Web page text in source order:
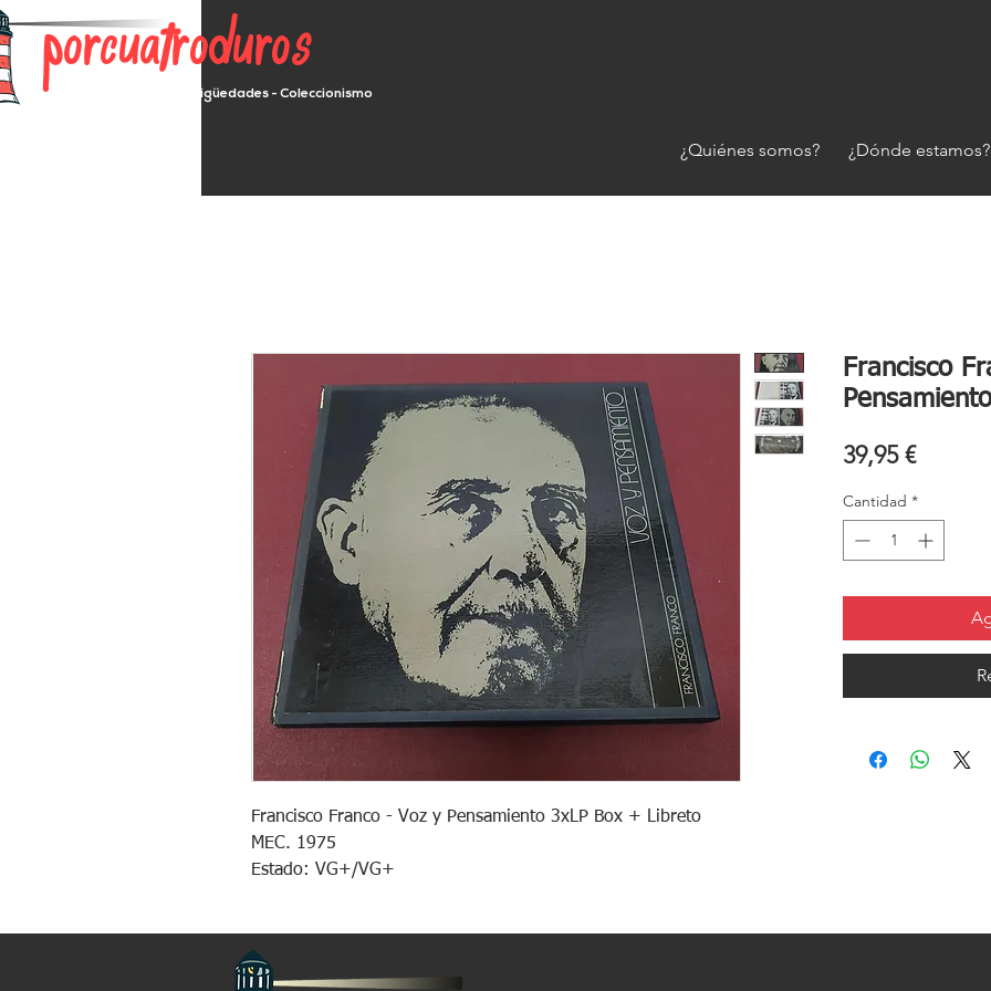
porcuatroduros
Segunda mano - Antigüedades - Coleccionismo
¿Quiénes somos? ¿Dónde estamos?
Francisco Franco - Voz y Pensamiento 3xLP Box + Libreto
MEC. 1975
Estado: VG+/VG+
Francisco
39,95 €Precio
Cantidad *